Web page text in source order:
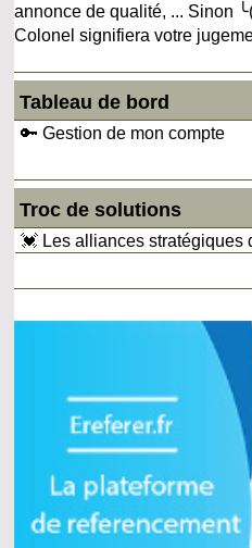
annonce de qualité, ... Sinon
Colonel signifiera votre
Tableau de bord
🔑 Gestion de mon compte
Troc de solutions
💓 Les alliances stratégiques